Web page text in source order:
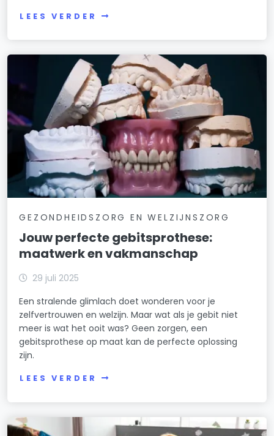
LEES VERDER
GEZONDHEIDSZORG EN WELZIJNSZORG
Jouw perfecte gebitsprothese:
maatwerk en vakmanschap
29 juli 2025
Een stralende glimlach doet wonderen voor je
zelfvertrouwen en welzijn. Maar wat als je gebit niet
meer is wat het ooit was? Geen zorgen, een
gebitsprothese op maat kan de perfecte oplossing
zijn.
LEES VERDER